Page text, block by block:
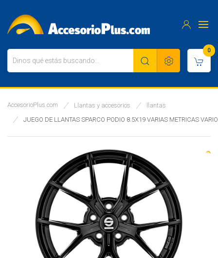
0
AccesorioPlus.com Llantas y accesorios
llantas
JUEGO DE LLANTAS SPARCO PODIO 8.5X19 VARIAS METRICAS